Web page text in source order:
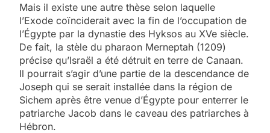
Mais il existe une autre thèse selon laquelle
l’Exode coïnciderait avec la fin de l’occupation de
l’Égypte par la dynastie des Hyksos au XVe siècle.
De fait, la stèle du pharaon Merneptah (1209)
précise qu’Israël a été détruit en terre de Canaan.
Il pourrait s’agir d’une partie de la descendance de
Joseph qui se serait installée dans la région de
Sichem après être venue d’Égypte pour enterrer le
patriarche Jacob dans le caveau des patriarches à
Hébron.